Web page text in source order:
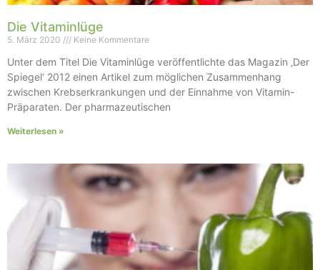
Die Vitaminlüge
5. März 2020 Keine Kommentare
Unter dem Titel Die Vitaminlüge veröffentlichte das Magazin ‚Der
Spiegel‘ 2012 einen Artikel zum möglichen Zusammenhang
zwischen Krebserkrankungen und der Einnahme von Vitamin-
Präparaten. Der pharmazeutischen
Weiterlesen »